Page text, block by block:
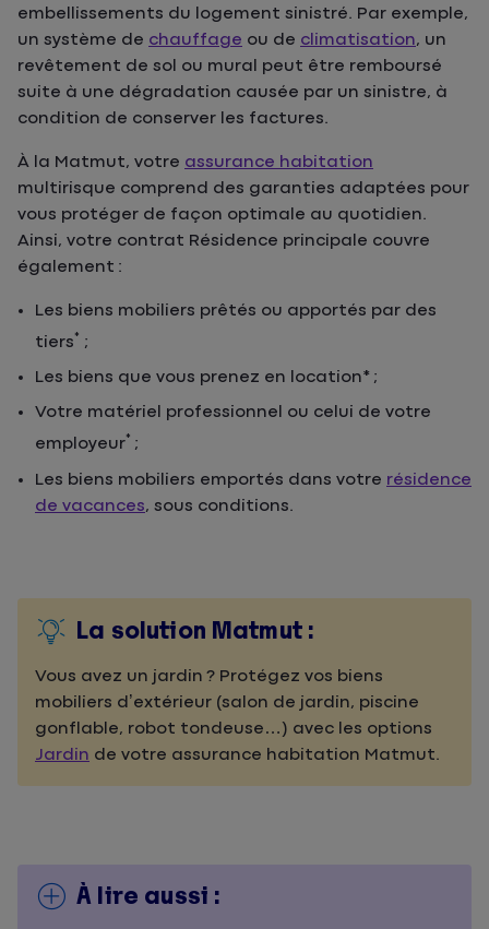
embellissements du logement sinistré. Par exemple,
un système de chauffage ou de climatisation, un
revêtement de sol ou mural peut être remboursé
suite à une dégradation causée par un sinistre, à
condition de conserver les factures.
À la Matmut, votre assurance habitation
multirisque comprend des garanties adaptées pour
vous protéger de façon optimale au quotidien.
Ainsi, votre contrat Résidence principale couvre
également :
Les biens mobiliers prêtés ou apportés par des
tiers* ;
Les biens que vous prenez en location* ;
Votre matériel professionnel ou celui de votre
employeur* ;
Les biens mobiliers emportés dans votre résidence
de vacances, sous conditions.
La solution Matmut :
Vous avez un jardin ? Protégez vos biens
mobiliers d’extérieur (salon de jardin, piscine
gonflable, robot tondeuse…) avec les options
Jardin de votre assurance habitation Matmut.
À lire aussi :